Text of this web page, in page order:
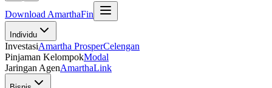
Download AmarthaFin
Individu
InvestasiAmartha ProsperCelengan
Pinjaman KelompokModal
Jaringan AgenAmarthaLink